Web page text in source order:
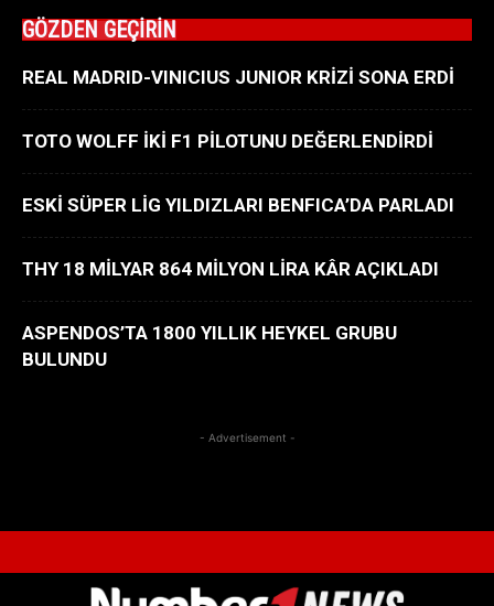
GÖZDEN GEÇİRİN
REAL MADRID-VINICIUS JUNIOR KRİZİ SONA ERDİ
TOTO WOLFF İKİ F1 PİLOTUNU DEĞERLENDİRDİ
ESKİ SÜPER LİG YILDIZLARI BENFICA’DA PARLADI
THY 18 MİLYAR 864 MİLYON LİRA KÂR AÇIKLADI
ASPENDOS’TA 1800 YILLIK HEYKEL GRUBU
BULUNDU
- Advertisement -